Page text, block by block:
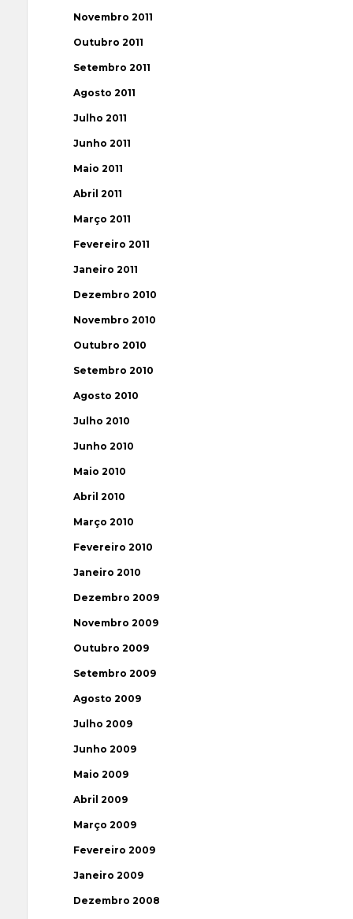
Novembro 2011
Outubro 2011
Setembro 2011
Agosto 2011
Julho 2011
Junho 2011
Maio 2011
Abril 2011
Março 2011
Fevereiro 2011
Janeiro 2011
Dezembro 2010
Novembro 2010
Outubro 2010
Setembro 2010
Agosto 2010
Julho 2010
Junho 2010
Maio 2010
Abril 2010
Março 2010
Fevereiro 2010
Janeiro 2010
Dezembro 2009
Novembro 2009
Outubro 2009
Setembro 2009
Agosto 2009
Julho 2009
Junho 2009
Maio 2009
Abril 2009
Março 2009
Fevereiro 2009
Janeiro 2009
Dezembro 2008